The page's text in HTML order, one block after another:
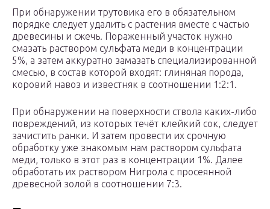
При обнаружении трутовика его в обязательном
порядке следует удалить с растения вместе с частью
древесины и сжечь. Пораженный участок нужно
смазать раствором сульфата меди в концентрации
5%, а затем аккуратно замазать специализированной
смесью, в состав которой входят: глиняная порода,
коровий навоз и известняк в соотношении 1:2:1.
При обнаружении на поверхности ствола каких-либо
повреждений, из которых течёт клейкий сок, следует
зачистить ранки. И затем провести их срочную
обработку уже знакомым нам раствором сульфата
меди, только в этот раз в концентрации 1%. Далее
обработать их раствором Нигрола с просеянной
древесной золой в соотношении 7:3.